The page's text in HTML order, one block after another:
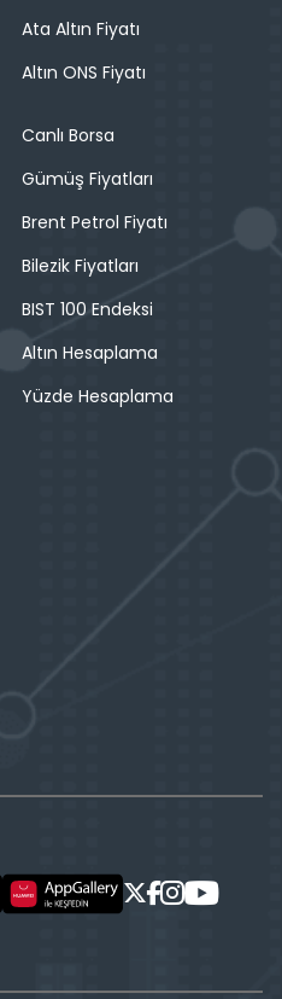
Ata Altın Fiyatı
Altın ONS Fiyatı
Canlı Borsa
Gümüş Fiyatları
Brent Petrol Fiyatı
Bilezik Fiyatları
BIST 100 Endeksi
Altın Hesaplama
Yüzde Hesaplama